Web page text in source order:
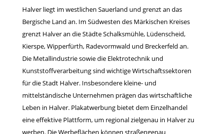
Halver liegt im westlichen Sauerland und grenzt an das
Bergische Land an. Im Südwesten des Märkischen Kreises
grenzt Halver an die Städte Schalksmühle, Lüdenscheid,
Kierspe, Wipperfürth, Radevormwald und Breckerfeld an.
Die Metallindustrie sowie die Elektrotechnik und
Kunststoffverarbeitung sind wichtige Wirtschaftssektoren
für die Stadt Halver. Insbesondere kleine- und
mittelständische Unternehmen prägen das wirtschaftliche
Leben in Halver. Plakatwerbung bietet dem Einzelhandel
eine effektive Plattform, um regional zielgenau in Halver zu
werben. Die Werbeflächen können straßengenau